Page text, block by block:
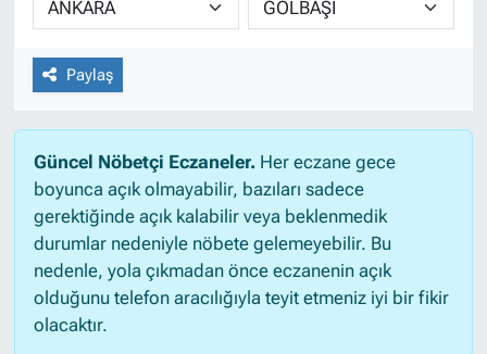
Paylaş
Güncel Nöbetçi Eczaneler.Her eczane gece
boyunca açık olmayabilir, bazıları sadece
gerektiğinde açık kalabilir veya beklenmedik
durumlar nedeniyle nöbete gelemeyebilir. Bu
nedenle, yola çıkmadan önce eczanenin açık
olduğunu telefon aracılığıyla teyit etmeniz iyi bir fikir
olacaktır.